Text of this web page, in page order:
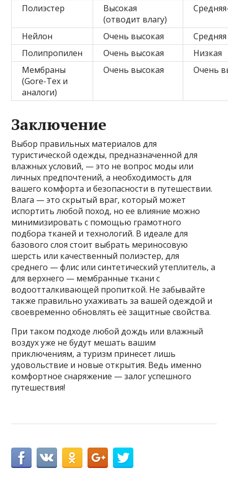
Полиэстер
Высокая
(отводит влагу)
Нейлон Очень высокая
Средняя
Полипропилен
Очень высокая
Низкая
Мембраны
(Gore-Tex и
аналоги)
Очень высокая Очень
Заключение
Выбор правильных материалов для
туристической одежды, предназначенной для
влажных условий, — это не вопрос моды или
личных предпочтений, а необходимость для
вашего комфорта и безопасности в путешествии.
Влага — это скрытый враг, который может
испортить любой поход, но ее влияние можно
минимизировать с помощью грамотного
подбора тканей и технологий. В идеале для
базового слоя стоит выбрать мериносовую
шерсть или качественный полиэстер, для
среднего — флис или синтетический утеплитель, а
для верхнего — мембранные ткани с
водоотталкивающей пропиткой. Не забывайте
также правильно ухаживать за вашей одеждой и
своевременно обновлять её защитные свойства.
При таком подходе любой дождь или влажный
воздух уже не будут мешать вашим
приключениям, а туризм принесет лишь
удовольствие и новые открытия. Ведь именно
комфортное снаряжение — залог успешного
путешествия!